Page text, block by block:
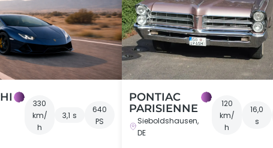
330
km/
h
3,1 s
640
PS
PONTIAC
PARISIENNE
Sieboldshausen,
DE
120
km/
h
16,0
s